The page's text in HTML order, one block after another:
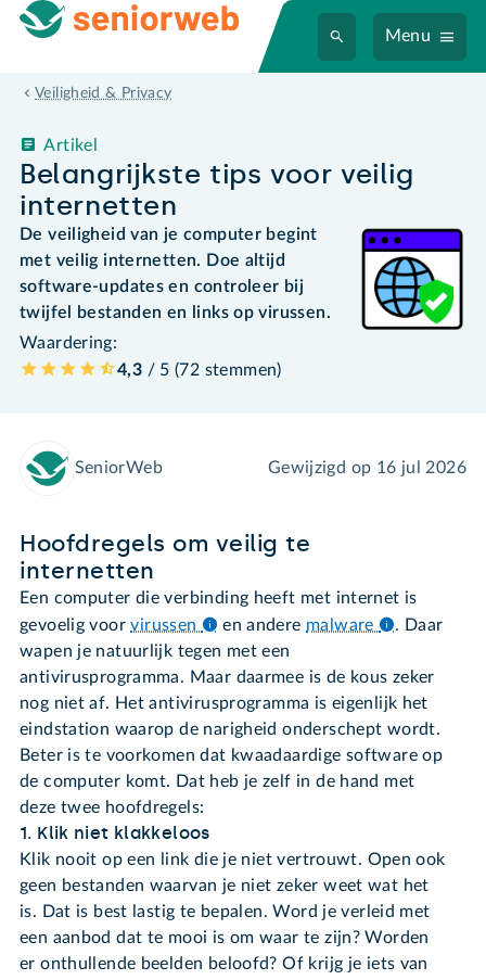
Menu
Veiligheid & Privacy
Belangrijkste tips voor veilig
internetten
Artikel
De veiligheid van je computer begint
met veilig internetten. Doe altijd
software-updates en controleer bij
twijfel bestanden en links op virussen.
Waardering:
4,3 / 5 (72 stemmen)
SeniorWeb Gewijzigd op 16 jul 2026
Hoofdregels om veilig te
internetten
Een computer die verbinding heeft met internet is
gevoelig voorvirussen en andere malware . Daar
wapen je natuurlijk tegen met een
antivirusprogramma. Maar daarmee is de kous zeker
nog niet af. Het antivirusprogramma is eigenlijk het
eindstation waarop de narigheid onderschept wordt.
Beter is te voorkomen dat kwaadaardige software op
de computer komt. Dat heb je zelf in de hand met
deze twee hoofdregels:
1. Klik niet klakkeloos
Klik nooit op een link die je niet vertrouwt. Open ook
geen bestanden waarvan je niet zeker weet wat het
is. Dat is best lastig te bepalen. Word je verleid met
een aanbod dat te mooi is om waar te zijn? Worden
er onthullende beelden beloofd? Of krijg je iets van